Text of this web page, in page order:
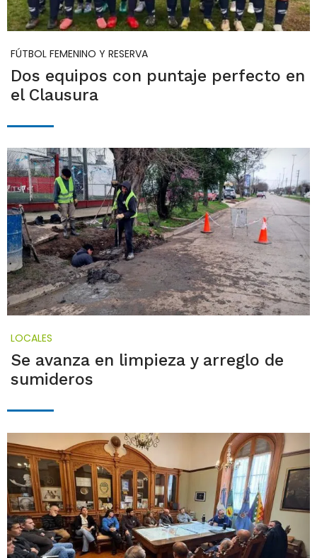
FÚTBOL FEMENINO Y RESERVA
Dos equipos con puntaje perfecto en
el Clausura
LOCALES
Se avanza en limpieza y arreglo de
sumideros